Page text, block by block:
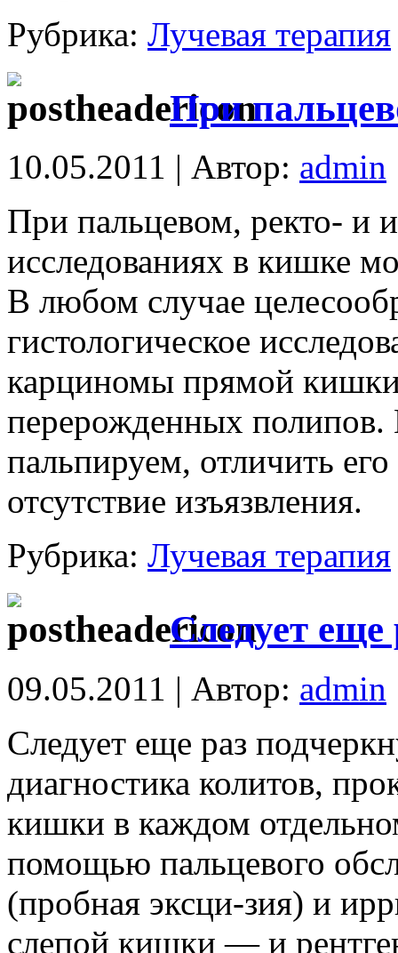
Рубрика: Лучевая терапия
При
10.05.2011 | Автор: admin
При пальцевом, ректо- и
исследованиях в кишке
В любом случае
гистологическое
карциномы прямой кишки
перерожденных полипов.
пальпируем, отличить
отсутствие изъязвления.
Рубрика: Лучевая терапия
Следует еще
09.05.2011 | Автор: admin
Следует еще раз
диагностика колитов,
кишки в каждом
помощью пальцевого
(пробная эксци-зия) и
слепой кишки — и